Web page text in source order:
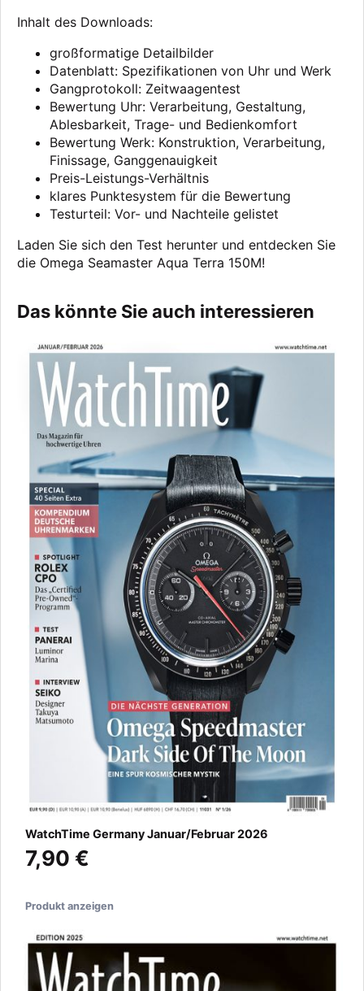
Inhalt des Downloads:
großformatige Detailbilder
Datenblatt: Spezifikationen von Uhr und Werk
Gangprotokoll: Zeitwaagentest
Bewertung Uhr: Verarbeitung, Gestaltung,
Ablesbarkeit, Trage- und Bedienkomfort
Bewertung Werk: Konstruktion, Verarbeitung,
Finissage, Ganggenauigkeit
Preis-Leistungs-Verhältnis
klares Punktesystem für die Bewertung
Testurteil: Vor- und Nachteile gelistet
Laden Sie sich den Test herunter und entdecken Sie
die Omega Seamaster Aqua Terra 150M!
Das könnte Sie auch interessieren
WatchTime Germany Januar/Februar 2026
7,90 €
Produkt anzeigen